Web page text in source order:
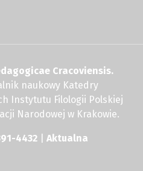
Cracoviensis.
naukowy Katedry
Instytutu Filologii Polskiej
Narodowej w Krakowie.
4432
Aktualna